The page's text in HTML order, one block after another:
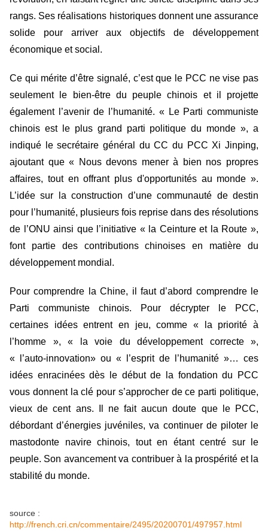
rangs. Ses réalisations historiques donnent une assurance
solide pour arriver aux objectifs de développement
économique et social.
Ce qui mérite d’être signalé, c’est que le PCC ne vise pas
seulement le bien-être du peuple chinois et il projette
également l’avenir de l’humanité. « Le Parti communiste
chinois est le plus grand parti politique du monde », a
indiqué le secrétaire général du CC du PCC Xi Jinping,
ajoutant que « Nous devons mener à bien nos propres
affaires, tout en offrant plus d'opportunités au monde ».
L’idée sur la construction d’une communauté de destin
pour l’humanité, plusieurs fois reprise dans des résolutions
de l’ONU ainsi que l’initiative « la Ceinture et la Route »,
font partie des contributions chinoises en matière du
développement mondial.
Pour comprendre la Chine, il faut d’abord comprendre le
Parti communiste chinois. Pour décrypter le PCC,
certaines idées entrent en jeu, comme « la priorité à
l’homme », « la voie du développement correcte »,
« l’auto-innovation» ou « l’esprit de l’humanité »… ces
idées enracinées dès le début de la fondation du PCC
vous donnent la clé pour s’approcher de ce parti politique,
vieux de cent ans. Il ne fait aucun doute que le PCC,
débordant d’énergies juvéniles, va continuer de piloter le
mastodonte navire chinois, tout en étant centré sur le
peuple. Son avancement va contribuer à la prospérité et la
stabilité du monde.
source :
http://french.cri.cn/commentaire/2495/20200701/497957.html